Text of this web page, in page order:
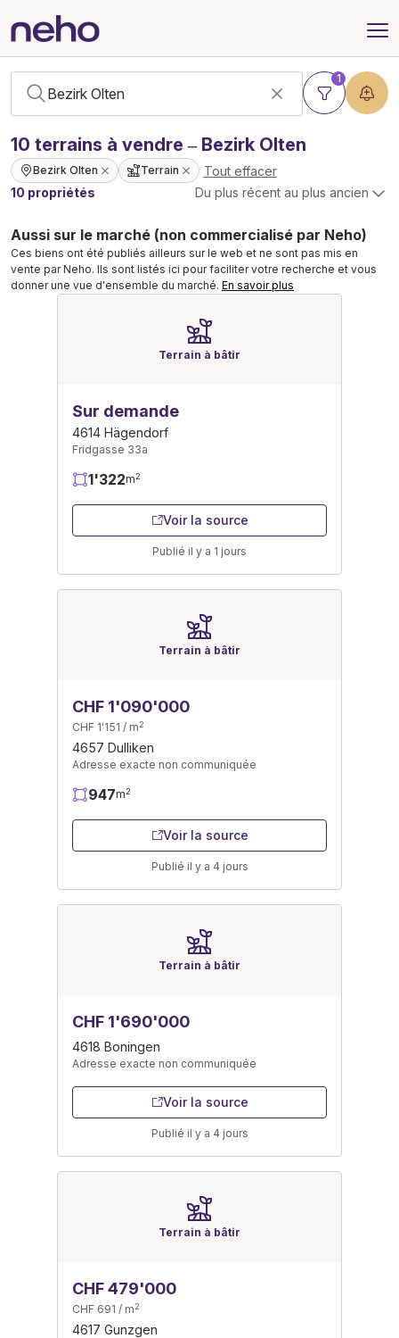
1
10 terrains à vendre – Bezirk Olten
Bezirk Olten Terrain
Tout effacer
10 propriétés
Du plus récent au plus ancien
Aussi sur le marché (non commercialisé par Neho)
Ces biens ont été publiés ailleurs sur le web et ne sont pas mis en
vente par Neho. Ils sont listés ici pour faciliter votre recherche et vous
donner une vue d'ensemble du marché. En savoir plus
Terrain à bâtir
Sur demande
4614 Hägendorf
Fridgasse 33a
1'322m2
Voir la source
Publié il y a 1 jours
Terrain à bâtir
CHF 1'090'000
CHF 1'151 / m2
4657 Dulliken
Adresse exacte non communiquée
947m2
Voir la source
Publié il y a 4 jours
Terrain à bâtir
CHF 1'690'000
4618 Boningen
Adresse exacte non communiquée
Voir la source
Publié il y a 4 jours
Terrain à bâtir
CHF 479'000
CHF 691 / m2
4617 Gunzgen